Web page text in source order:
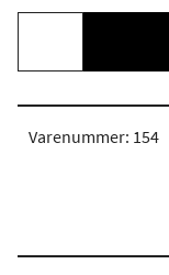
Varenummer: 154